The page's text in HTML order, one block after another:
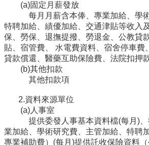
行
政
會
議
議
務
(a)固定月薪發放
每月月薪含本俸、專業加給、學術
特聘加給、績優加給、交通津貼等收入
保、勞保、退撫提撥、勞退金、公教貸
貼、宿管費、 水電費資料、宿舍停車費
貸款償還、醫藥互助保險費、法院扣押
(b)其他扣款
其他扣款項
2.資料來源單位
(a)人事室
提供委發人事基本資料檔(每月)、
業加給、學術研究費、主管加給、特聘
專業補助費）(每月)提供託收保險資料（